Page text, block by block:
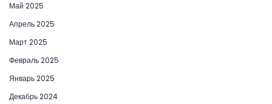
Май 2025
Апрель 2025
Март 2025
Февраль 2025
Январь 2025
Декабрь 2024